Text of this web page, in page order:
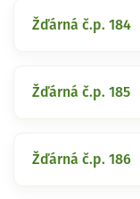
Žďárná č.p. 184
Žďárná č.p. 185
Žďárná č.p. 186